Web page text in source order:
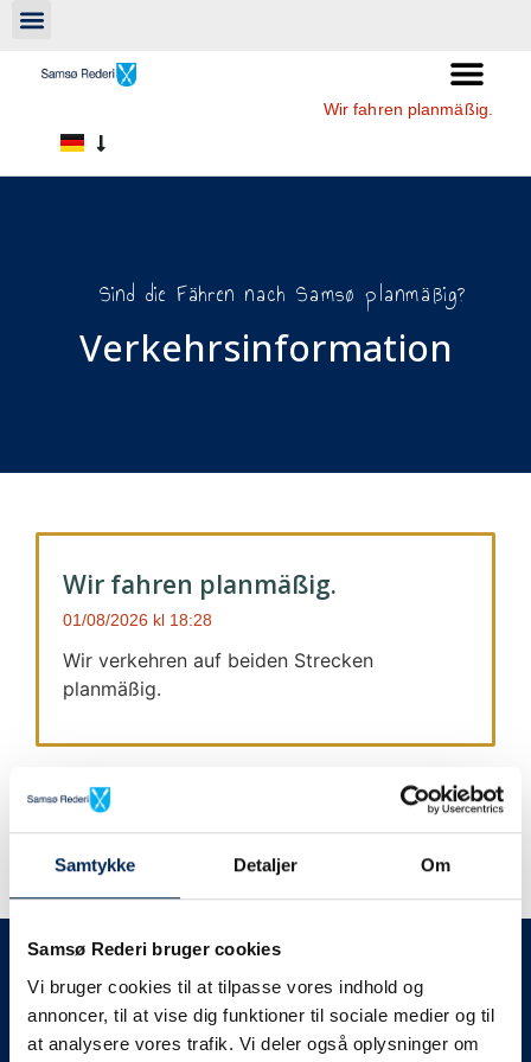
Samtykke Detaljer Om
Samsø Rederi bruger cookies
Vi bruger cookies til at tilpasse vores indhold og
annoncer, til at vise dig funktioner til sociale medier og til
at analysere vores trafik. Vi deler også oplysninger om
Wir fahren planmäßig.
Sind die Fähren nach Samsø planmäßig?
Verkehrsinformation​
Wir fahren planmäßig.
01/08/2026 18:28
Wir verkehren auf beiden Strecken
planmäßig.
Wir geben immer Bescheid
Wir werden Sie